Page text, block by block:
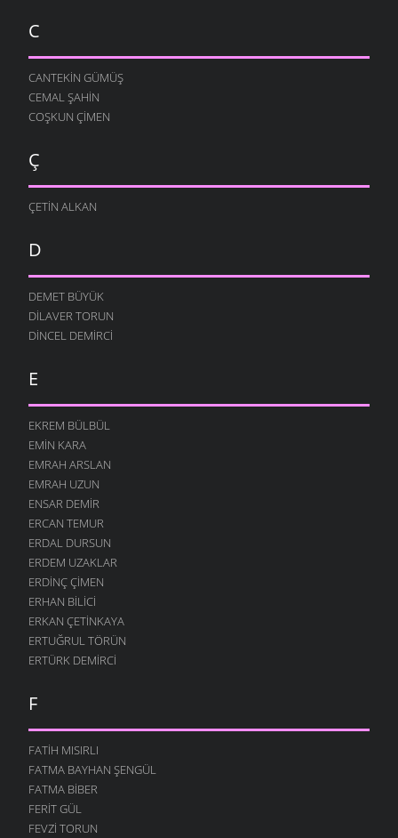
C
CANTEKIN GÜMÜŞ
CEMAL ŞAHIN
COŞKUN ÇIMEN
Ç
ÇETIN ALKAN
D
DEMET BÜYÜK
DILAVER TORUN
DINCEL DEMIRCI
E
EKREM BÜLBÜL
EMIN KARA
EMRAH ARSLAN
EMRAH UZUN
ENSAR DEMIR
ERCAN TEMUR
ERDAL DURSUN
ERDEM UZAKLAR
ERDINÇ ÇIMEN
ERHAN BILICI
ERKAN ÇETINKAYA
ERTUĞRUL TÖRÜN
ERTÜRK DEMIRCI
F
FATIH MISIRLI
FATMA BAYHAN ŞENGÜL
FATMA BIBER
FERIT GÜL
FEVZI TORUN